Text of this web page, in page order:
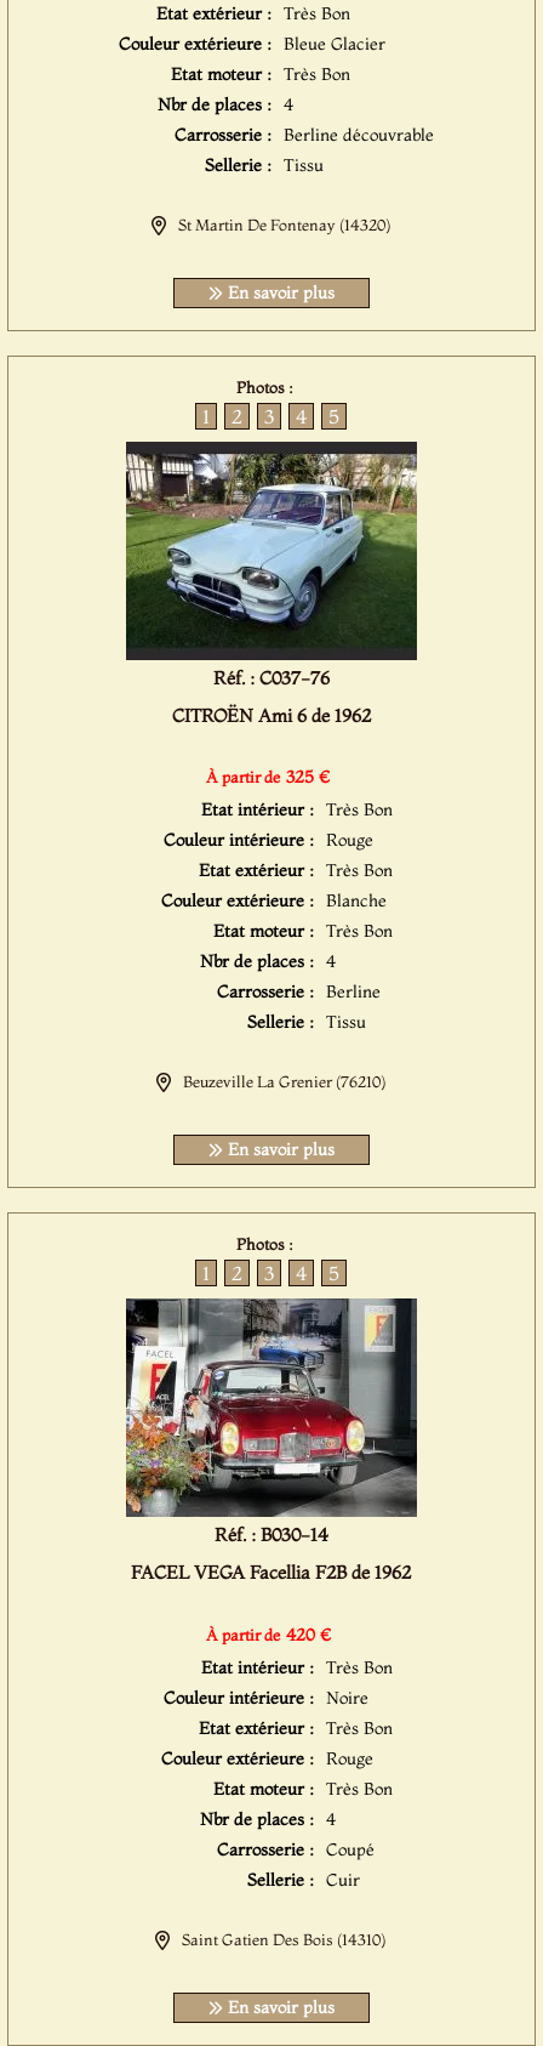
Etat extérieur : Très Bon
Couleur extérieure : Bleue Glacier
Etat moteur : Très Bon
Nbr de places : 4
Carrosserie : Berline découvrable
Sellerie : Tissu
St Martin De Fontenay (14320)
En savoir plus
Photos :
1 2 3 4 5
Réf. : C037-76
CITROËN Ami 6 de 1962
À partir de 325 €
Etat intérieur : Très Bon
Couleur intérieure : Rouge
Etat extérieur : Très Bon
Couleur extérieure : Blanche
Etat moteur : Très Bon
Nbr de places : 4
Carrosserie : Berline
Sellerie : Tissu
Beuzeville La Grenier (76210)
En savoir plus
Photos :
1 2 3 4 5
Réf. : B030-14
FACEL VEGA Facellia F2B de 1962
À partir de 420 €
Etat intérieur : Très Bon
Couleur intérieure : Noire
Etat extérieur : Très Bon
Couleur extérieure : Rouge
Etat moteur : Très Bon
Nbr de places : 4
Carrosserie : Coupé
Sellerie : Cuir
Saint Gatien Des Bois (14310)
En savoir plus